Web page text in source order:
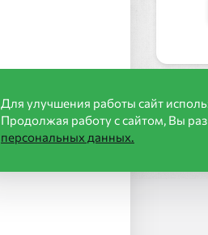
Для улучшения работы сайт
Продолжая работу с сайтом, Вы
персональных данных.